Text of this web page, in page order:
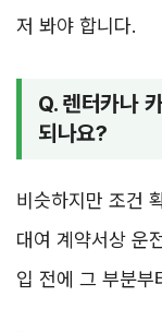
저 봐야 합니다.
Q. 렌터카나
되나요?
비슷하지만 조건
대여 계약서상 운
입 전에 그 부분부